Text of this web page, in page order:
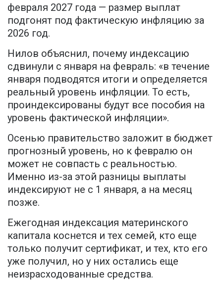
февраля 2027 года — размер выплат
подгонят под фактическую инфляцию за
2026 год.
Нилов объяснил, почему индексацию
сдвинули с января на февраль: «в течение
января подводятся итоги и определяется
реальный уровень инфляции. То есть,
проиндексированы будут все пособия на
уровень фактической инфляции».
Осенью правительство заложит в бюджет
прогнозный уровень, но к февралю он
может не совпасть с реальностью.
Именно из-за этой разницы выплаты
индексируют не с 1 января, а на месяц
позже.
Ежегодная индексация материнского
капитала коснется и тех семей, кто еще
только получит сертификат, и тех, кто его
уже получил, но у них остались еще
неизрасходованные средства.